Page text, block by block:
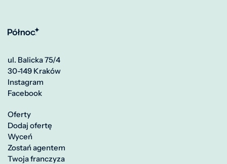
ul. Balicka 75/4
30-149 Kraków
Instagram
Facebook
Oferty
Dodaj ofertę
Wyceń
Zostań agentem
Twoja franczyza